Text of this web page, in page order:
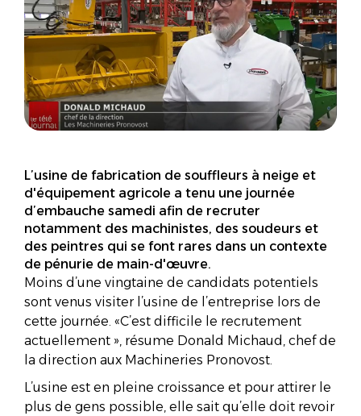
L’usine de fabrication de souffleurs à neige et
d'équipement agricole a tenu une journée
d’embauche samedi afin de recruter
notamment des machinistes, des soudeurs et
des peintres qui se font rares dans un contexte
de pénurie de main-d'œuvre.
Moins d’une vingtaine de candidats potentiels
sont venus visiter l’usine de l’entreprise lors de
cette journée.
C’est difficile le recrutement
actuellement
, résume Donald Michaud, chef de
la direction aux Machineries Pronovost.
L’usine est en pleine croissance et pour attirer le
plus de gens possible, elle sait qu’elle doit revoir